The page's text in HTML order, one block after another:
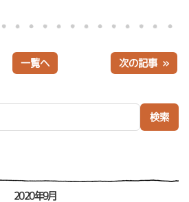
2020年9月
一覧へ 次の記事 »